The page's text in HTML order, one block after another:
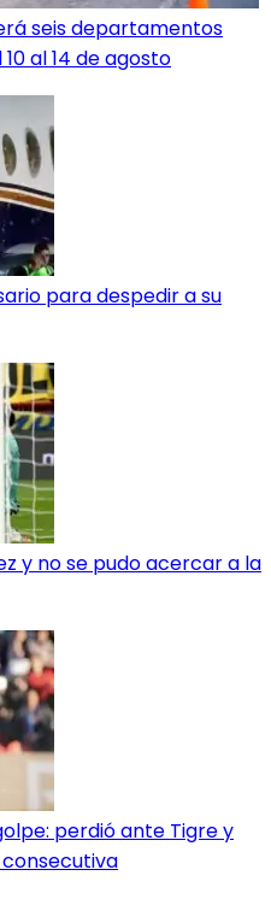
seis departamentos
al 14 de agosto
para despedir a su
y no se pudo acercar a la
perdió ante Tigre y